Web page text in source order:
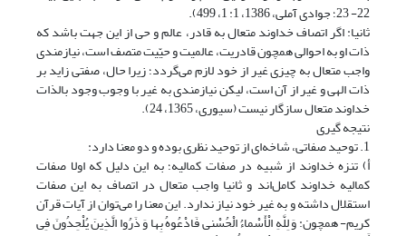
22- 23؛ جوادی آملی، 1386، 1: 1، 499).
ثانیا: اگر اتصاف خداوند متعال به قادر، عالم و حی از این جهت باشد که
ذات او به احوالی همچون قادریت، عالمیت و حیّیت متصف است، نیازمندی
واجب متعال به چیزی غیر از خود لازم می‌گردد؛ زیرا حال، صفتی زاید بر
ذات الهی و غیر از آن است، لیکن نیازمندی به غیر با وجوب وجود بالذات
خداوند متعال سازگار نیست (سیوری، 1365، 24).
نتیجه گیری
1. توحید صفاتی، شاخه‌ای از توحید نظری بوده و دو معنا دارد:
أ) تنزه خداوند از شبیه در صفات کمالیه؛ به این دلیل که اولا صفات
کمالیه خداوند کامل‌اند و ثانیا واجب متعال در اتصاف به این صفات‌
استقلال داشته و به غیر خود نیاز ندارد. این معنا را می‌توان از آیات قرآن
کریم- همچون: وَ لِلَّهِ الْأَسْماءُ الْحُسْنى‏ فَادْعُوهُ بِها وَ ذَرُوا الَّذِینَ یُلْحِدُونَ فِی